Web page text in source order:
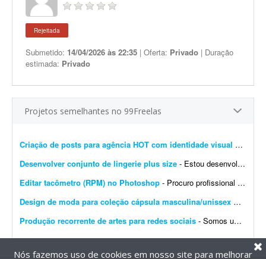
Rejeitada
Submetido: 14/04/2026 às 22:35 | Oferta: Privado | Duração
estimada: Privado
Projetos semelhantes no 99Freelas
Criação de posts para agência HOT com identidade visual definida
Desenvolver conjunto de lingerie plus size - Estou desenvolvendo uma nova marca de lingerie feminina e procuro uma designer de moda para criar o primeiro modelo da coleção. O objetivo deste projeto é desenvolver 1 conjun...
Editar tacômetro (RPM) no Photoshop - Procuro profissional com experiência em Photoshop para edição de um tacômetro (RPM). Estou desenvolvendo um tacômetro (medidor de RPM) e preciso de um profissional ...
Design de moda para coleção cápsula masculina/unissex OW-47
Produção recorrente de artes para redes sociais - Somos uma agência de publicidade e buscamos um designer gráfico para uma demanda recorrente de criação de conteúdos para redes sociais. O trabalho terá dur...
Nós fazemos uso de cookies em nosso site para melhorar